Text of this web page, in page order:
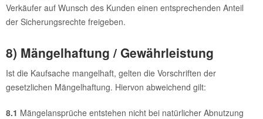
Verkäufer auf Wunsch des Kunden einen entsprechenden Anteil
der Sicherungsrechte freigeben.
8) Mängelhaftung / Gewährleistung
Ist die Kaufsache mangelhaft, gelten die Vorschriften der
gesetzlichen Mängelhaftung. Hiervon abweichend gilt:
8.1 Mängelansprüche entstehen nicht bei natürlicher Abnutzung